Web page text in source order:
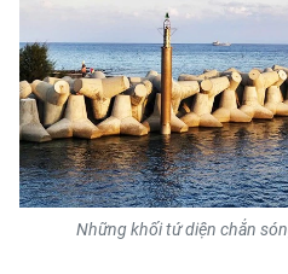
Những khối tứ diện chắn